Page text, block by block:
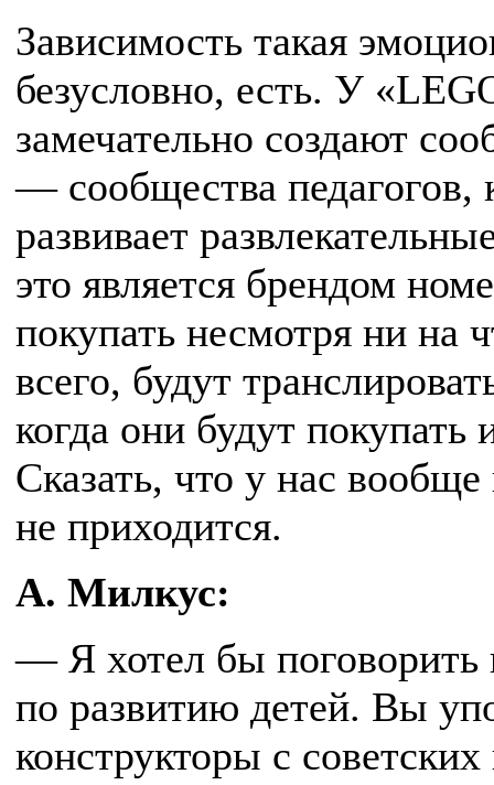
Зависимость такая
безусловно, есть. У
замечательно создают
— сообщества педагогов,
развивает
это является брендом
покупать несмотря ни на
всего, будут
когда они будут покупать
Сказать, что у нас
не приходится.
А. Милкус:
— Я хотел бы поговорить
по развитию детей. Вы
конструкторы с